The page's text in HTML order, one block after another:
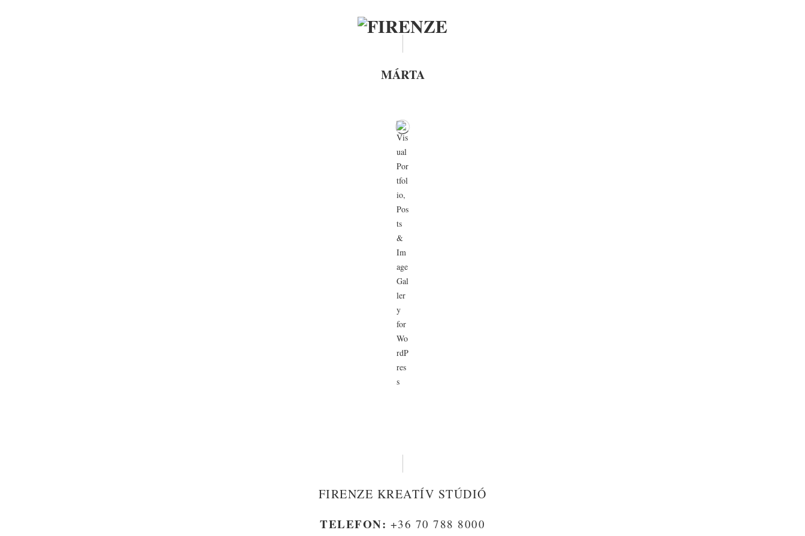
MÁRTA
FIRENZE KREATÍV STÚDIÓ
TELEFON: +36 70 788 8000